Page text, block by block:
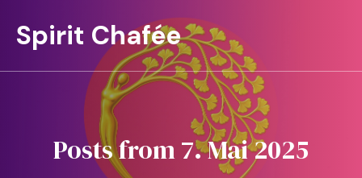
Spirit Chafée
Posts from 7. Mai 2025